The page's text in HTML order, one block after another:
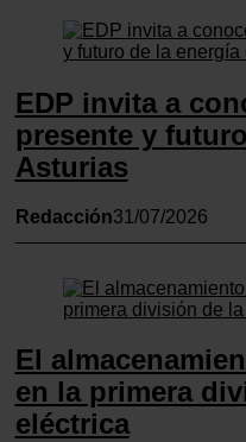
EDP invita a
presente y
Asturias
Redacción31/07/2026
El
en la primera
eléctrica